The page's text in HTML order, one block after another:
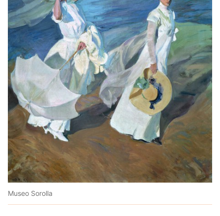
Museo Sorolla